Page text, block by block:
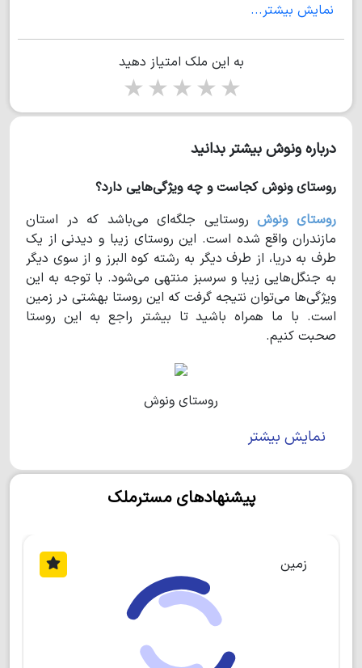
میلیون به بالا (نجات يوسفي )
نمایش بیشتر...
به این ملک امتیاز دهید
5 stars
4 stars
3 stars
2 stars
درباره ونوش بیشتر بدانید
روستای ونوش کجاست و چه ویژگی‌هایی دارد؟
روستای ونوشروستایی جلگه‌ای می‌باشد که در استان
مازندران واقع شده است. این روستای زیبا و دیدنی از یک
طرف به دریا، از طرف دیگر به رشته‌ کوه البرز و از سوی دیگر
به جنگل‌هایی زیبا و سرسبز منتهی می‌شود. با توجه به این
ویژگی‌ها می‌توان نتیجه گرفت که این روستا بهشتی در زمین
است. با ما همراه باشید تا بیشتر راجع به این روستا
صحبت کنیم.
روستای ونوش
روستای ونوشچه ویژگی‌هایی دارد؟
روستایی توریستی در مازندران است که
آباد و رویان در همسایگی این روستا واقع شده‌اند.روستای
ونوشاز آن دسته روستاهایی است که از لحاظ دسترسی
بسیار آسان می‌باشد. این روستای زیبا و پرطرفدار به رویان
و نوشهر بسیار نزدیک است و مسافران این شهرها حتما
نمایش بیشتر
پیشنهادهای مسترملک
زمین